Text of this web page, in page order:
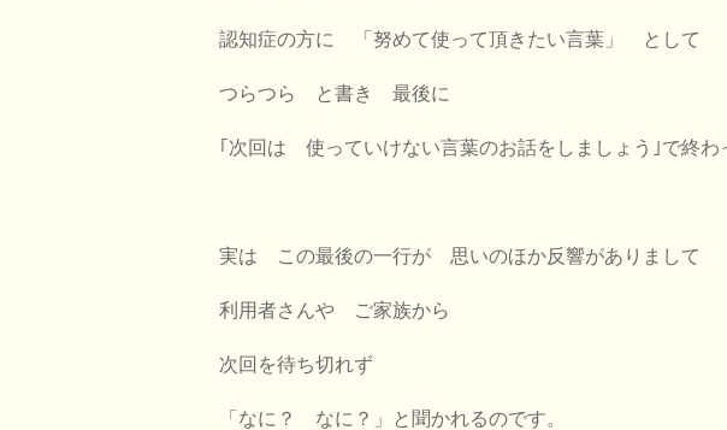
認知症の方に 「努めて使って頂きたい言葉」 として
つらつら と書き 最後に
｢次回は 使っていけない言葉のお話をしましょう｣で終わ
実は この最後の一行が 思いのほか反響がありまして
利用者さんや ご家族から
次回を待ち切れず
「なに？ なに？」と聞かれるのです。